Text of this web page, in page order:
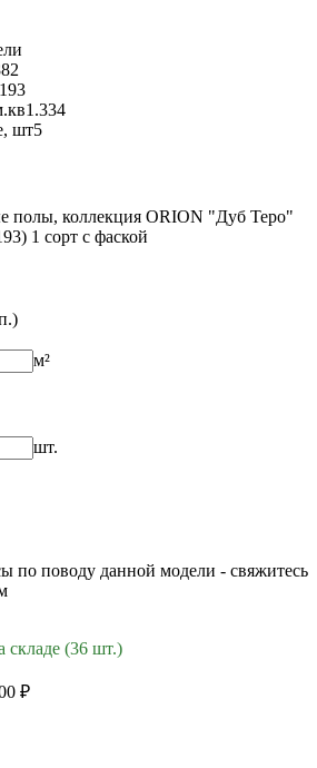
193
1.334
шт5
полы, коллекция ORION "Дуб Теро"
1 сорт с фаской
м²
шт.
по поводу данной модели - свяжитесь
складе (36 шт.)
₽